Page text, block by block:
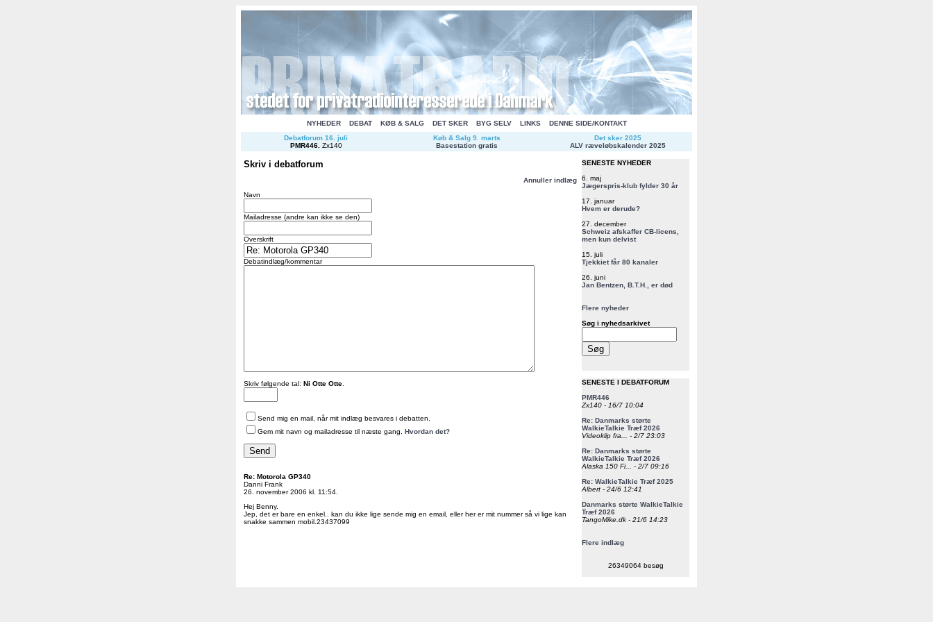
NYHEDER DEBAT KØB & SALG DET SKER BYG SELV LINKS
DENNE SIDE/KONTAKT
Debatforum 16. juli
PMR446. Zx140
Køb & Salg 9. marts
Basestation gratis
Det sker 2025
ALV ræveløbskalender 2025
Skriv i debatforum
Annuller indlæg
Navn
Mailadresse (andre kan ikke se den)
Overskrift
Debatindlæg/kommentar
Skriv følgende tal: Ni Otte Otte
Send mig en mail, når mit indlæg besvares i debatten.
Gem mit navn og mailadresse til næste gang. Hvordan det?
Re: Motorola GP340
Danni Frank
26. november 2006 kl. 11:54.
Hej Benny.
Jep, det er bare en enkel.. kan du ikke lige sende mig en email, eller her er mit nummer så vi lige kan
snakke sammen mobil.23437099
SENESTE NYHEDER
6. maj
Jægerspris-klub fylder 30 år
17. januar
Hvem er derude?
27. december
Schweiz afskaffer CB-licens,
men kun delvist
15. juli
Tjekkiet får 80 kanaler
26. juni
Jan Bentzen, B.T.H., er død
Flere nyheder
Søg i nyhedsarkivet
SENESTE I DEBATFORUM
PMR446
Zx140 - 16/7 10:04
Re: Danmarks størte
WalkieTalkie Træf 2026
Videoklip fra... - 2/7 23:03
Re: Danmarks størte
WalkieTalkie Træf 2026
Alaska 150 Fi... - 2/7 09:16
Re: WalkieTalkie Træf 2025
Albert - 24/6 12:41
Danmarks størte WalkieTalkie
Træf 2026
TangoMike.dk - 21/6 14:23
Flere indlæg
26349064 besøg